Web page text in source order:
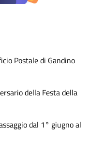
Postale di Gandino
della Festa della
dal 1° giugno al